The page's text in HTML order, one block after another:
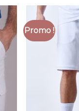
Promo !